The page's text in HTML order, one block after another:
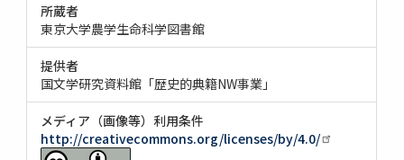
所蔵者
東京大学農学生命科学図書館
提供者
国文学研究資料館「歴史的典籍NW事業」
メディア（画像等）利用条件
http://creativecommons.org/licenses/by/4.0/